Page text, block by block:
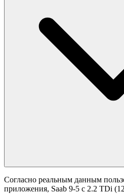
Согласно реальным данным
приложения, Saab 9-5 с 2.2 TDi